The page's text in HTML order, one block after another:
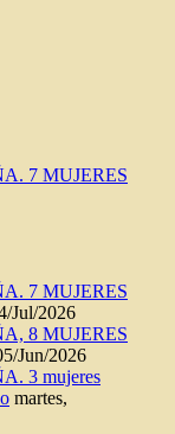
7 MUJERES
7 MUJERES
Jul/2026
8 MUJERES
Jun/2026
3 mujeres
martes,